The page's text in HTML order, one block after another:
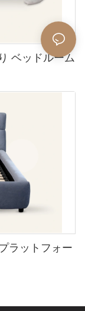
ベッドルーム
ラットフォー